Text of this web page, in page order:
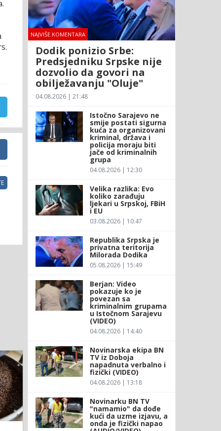
NAJVIŠE KOMENTARA
Dodik ponizio Srbe:
Predsjedniku Srpske nije
dozvolio da govori na
obilježavanju "Oluje"
04.08.2026 | 21:48
Istočno Sarajevo ne
smije postati sigurna
kuća za organizovani
kriminal, država i
policija moraju biti
jače od kriminalnih
grupa
04.08.2026 | 12:30
Velika razlika: Evo
koliko zarađuju
ljekari u Srpskoj, FBiH
i EU
03.08.2026 | 10:47
Republika Srpska je
privatna teritorija
Milorada Dodika
05.08.2026 | 15:49
Berjan: Video
pokazuje ko je
povezan sa
kriminalnim grupama
u Istočnom Sarajevu
(VIDEO)
04.08.2026 | 14:40
Novinarska ekipa BN
TV iz Doboja
napadnuta verbalno i
fizički (VIDEO)
04.08.2026 | 13:18
Novinarku BN TV
"namamio" da dođe
kući da uzme izjavu, a
onda je fizički napao